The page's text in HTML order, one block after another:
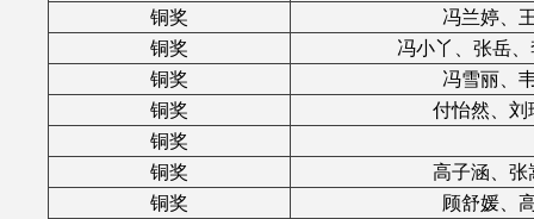
铜奖
冯兰婷、
铜奖
冯小丫、张岳
铜奖
冯雪丽、
铜奖
付怡然、
铜奖
铜奖
高子涵、
铜奖
顾舒媛、